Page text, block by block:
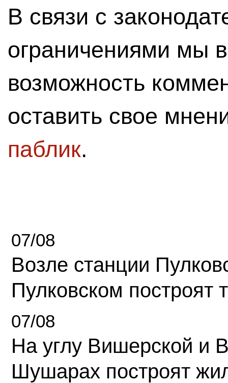
В связи с
ограничениями мы
возможность
оставить свое
паблик.
07/08
Возле станции
Пулковском построят
07/08
На углу Вишерской и
Шушарах построят